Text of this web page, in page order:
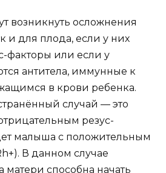
возникнуть осложнения
и для плода, если у них
факторы или если у
антитела, иммунные к
в крови ребенка.
случай — это
резус-
малыша с положительным
В данном случае
способна начать